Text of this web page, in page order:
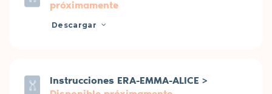
próximamente
Descargar
Instrucciones ERA-EMMA-ALICE >